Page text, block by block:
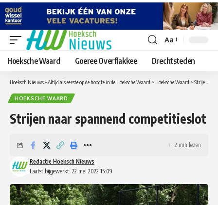
Lettergrootte
aanpassen
Aa
Hoeksche Waard Goeree Overflakkee Drechtsteden
Hoeksch Nieuws – Altijd als eerste op de hoogte in de Hoeksche Waard > Hoeksche Waard > Strijen naar spannend competitieslot
HOEKSCHE WAARD
Strijen naar spannend competitieslot
Laatst bijgewerkt: 22 mei 2022 15:09
Redactie Hoeksch Nieuws
2 min lezen